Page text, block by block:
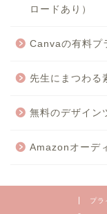
ロードあり）
Canvaの有料プ
先生にまつわ
無料のデザイン
Amazonオーデ
プラ